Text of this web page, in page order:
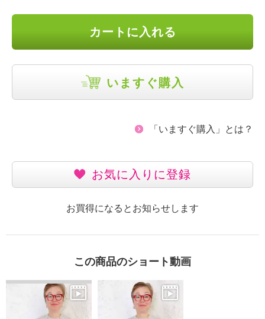
カートに入れる
いますぐ購入
「いますぐ購入」とは？
お気に入りに登録
お買得になるとお知らせします
この商品のショート動画